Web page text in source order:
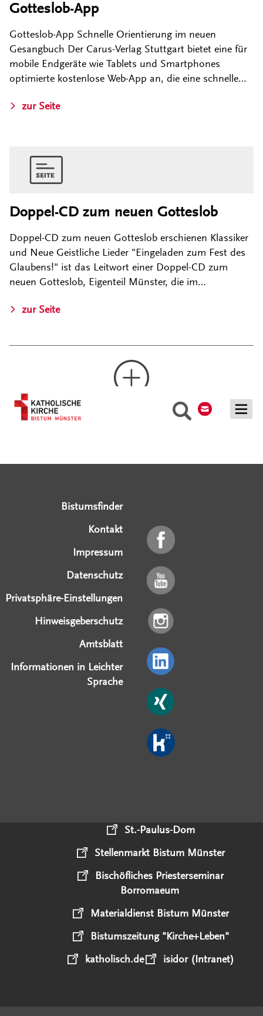
Suche
Gotteslob-App
Gotteslob-App Schnelle Orientierung im neuen
Gesangbuch Der Carus-Verlag Stuttgart bietet eine für
mobile Endgeräte wie Tablets und Smartphones
optimierte kostenlose Web-App an, die eine schnelle…
zur Seite
Doppel-CD zum neuen Gotteslob
Doppel-CD zum neuen Gotteslob erschienen Klassiker
und Neue Geistliche Lieder "Eingeladen zum Fest des
Glaubens!" ist das Leitwort einer Doppel-CD zum
neuen Gotteslob, Eigenteil Münster, die im…
zur Seite
Bistumsfinder
Kontakt
Impressum
Datenschutz
Privatsphäre-Einstellungen
Hinweisgeberschutz
Amtsblatt
Informationen in Leichter
Sprache
St.-Paulus-Dom
Stellenmarkt Bistum Münster
Bischöfliches Priesterseminar
Borromaeum
Materialdienst Bistum Münster
Bistumszeitung "Kirche+Leben"
katholisch.de
isidor (Intranet)